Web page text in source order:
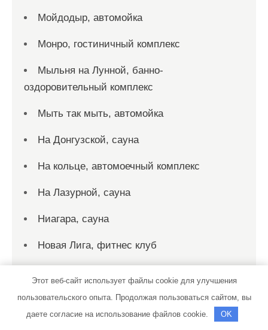
Мойдодыр, автомойка
Монро, гостиничный комплекс
Мыльня на Лунной, банно-
оздоровительный комплекс
Мыть так мыть, автомойка
На Донгузской, сауна
На кольце, автомоечный комплекс
На Лазурной, сауна
Ниагара, сауна
Новая Лига, фитнес клуб
Новые жалюзи, салон-мастерская
Этот веб-сайт использует файлы cookie для улучшения
пользовательского опыта. Продолжая пользоваться сайтом, вы
даете согласие на использование файлов cookie.
OK